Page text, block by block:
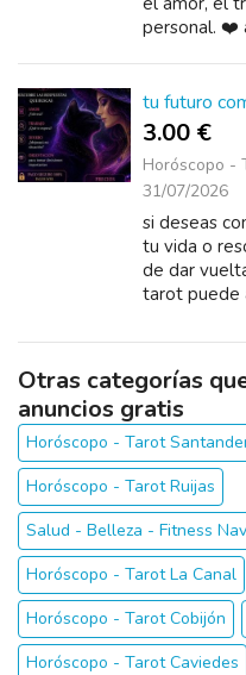
personal. ❤️
tu futuro
3.00 €
Horóscopo -
31/07/2026
si deseas
tu vida o
de dar
tarot puede
relaciones
Otras categorías
anuncios gratis
Horóscopo - Tarot
Horóscopo - Tarot Ruijas
Salud - Belleza - Fitness
Horóscopo - Tarot La Canal
Horóscopo - Tarot Cobijón
Horóscopo - Tarot Caviedes